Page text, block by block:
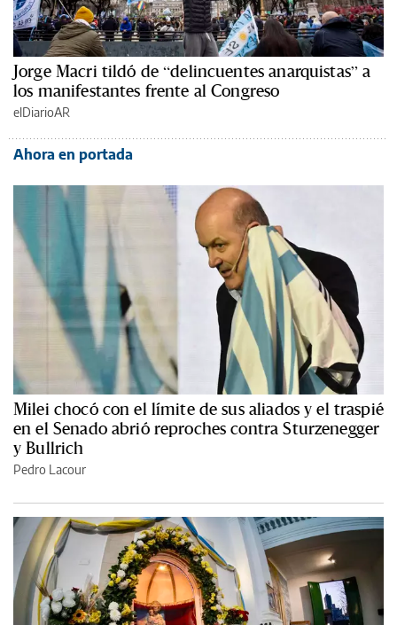
Jorge Macri tildó de “delincuentes anarquistas” a
los manifestantes frente al Congreso
elDiarioAR
Ahora en portada
Milei chocó con el límite de sus aliados y el traspié
en el Senado abrió reproches contra Sturzenegger
y Bullrich
Pedro Lacour